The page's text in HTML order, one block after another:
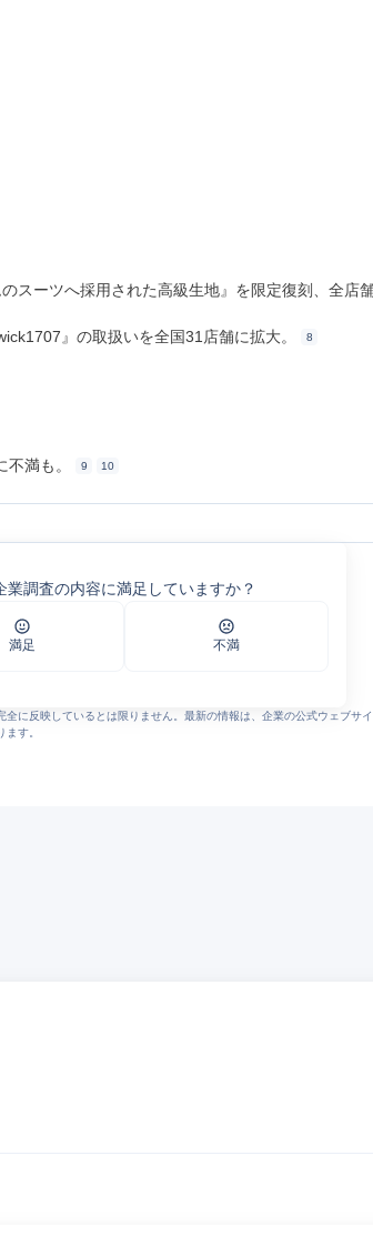
スーツへ採用された高級生地』を限定復刻、全店
』の取扱いを全国31店舗に拡大。 8
満も。
9 10
2万円台～
業調査の内容に満足していますか？
満足 不満
に反映しているとは限りません。最新の情報は、企業の公式ウェブサ
す。